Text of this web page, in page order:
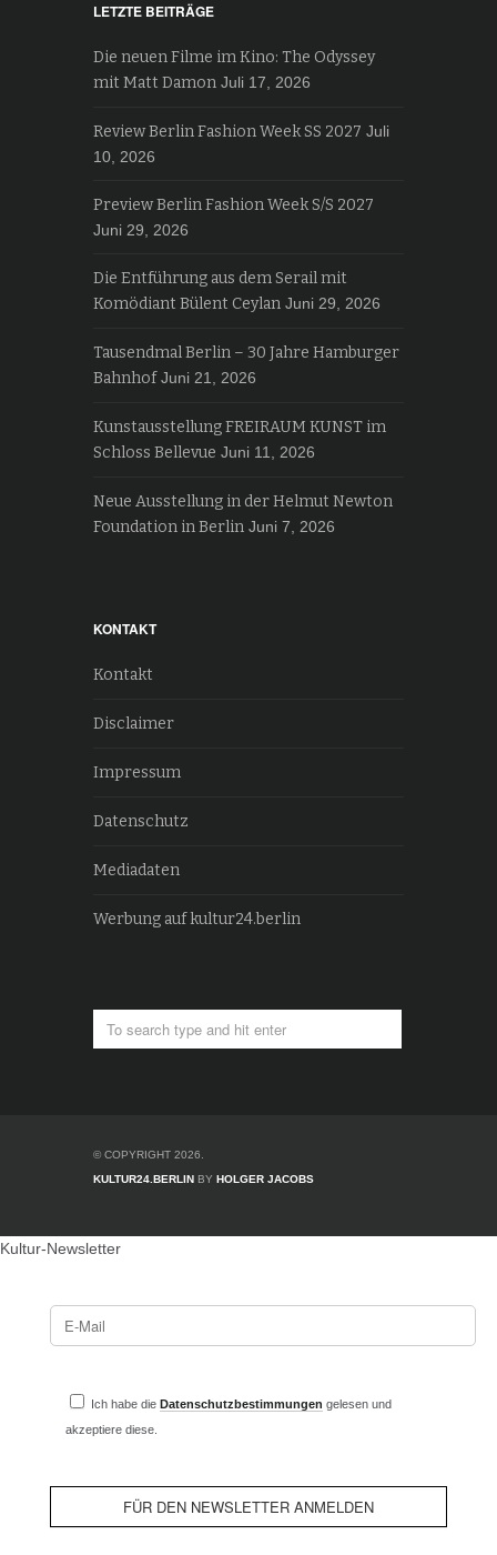
LETZTE BEITRÄGE
Die neuen Filme im Kino: The Odyssey
mit Matt Damon Juli 17, 2026
Review Berlin Fashion Week SS 2027 Juli
10, 2026
Preview Berlin Fashion Week S/S 2027
Juni 29, 2026
Die Entführung aus dem Serail mit
Komödiant Bülent Ceylan Juni 29, 2026
Tausendmal Berlin – 30 Jahre Hamburger
Bahnhof Juni 21, 2026
Kunstausstellung FREIRAUM KUNST im
Schloss Bellevue Juni 11, 2026
Neue Ausstellung in der Helmut Newton
Foundation in Berlin Juni 7, 2026
KONTAKT
Kontakt
Disclaimer
Impressum
Datenschutz
Mediadaten
Werbung auf kultur24.berlin
© COPYRIGHT 2026.
KULTUR24.BERLINBY HOLGER JACOBS
Kultur-Newsletter
Ich habe die Datenschutzbestimmungen gelesen und
akzeptiere diese.